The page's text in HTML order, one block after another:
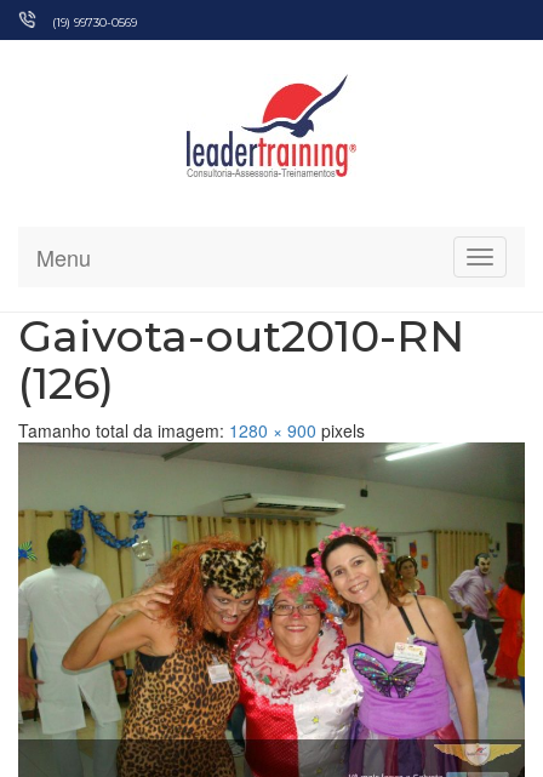
Pular
(19) 99730-0569
Menu
Gaivota-out2010-RN
(126)
Tamanho total da imagem: 1280 × 900 pixels